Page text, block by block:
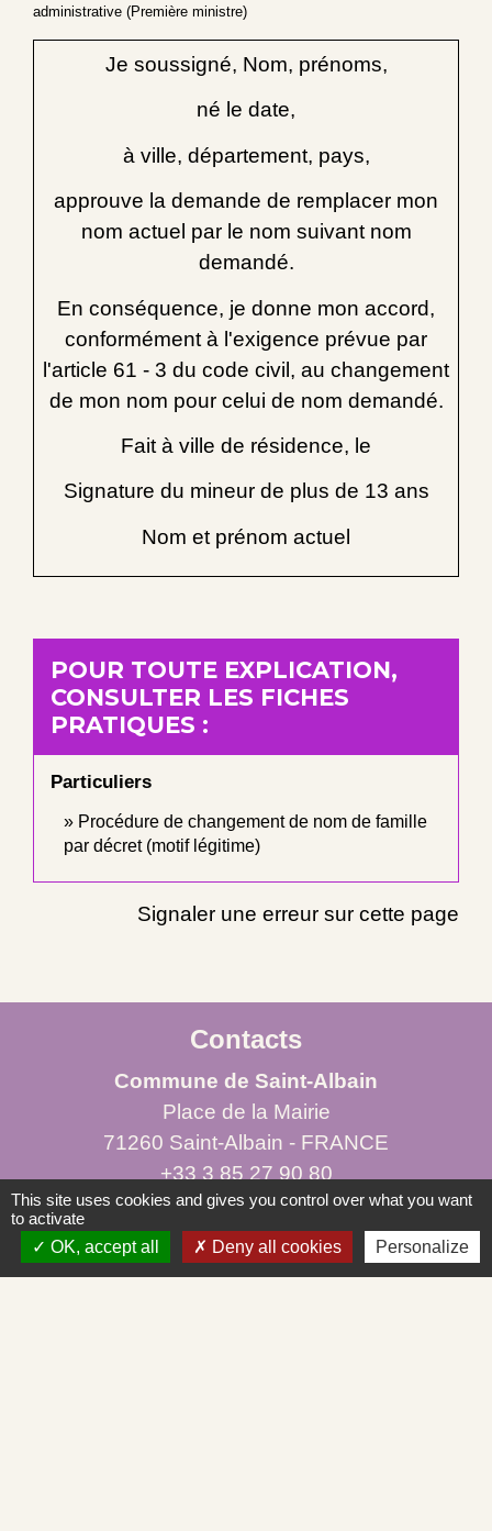
administrative (Première ministre)
Je soussigné, Nom, prénoms,
né le date,
à ville, département, pays,
approuve la demande de remplacer mon
nom actuel par le nom suivant nom
demandé.
En conséquence, je donne mon accord,
conformément à l'exigence prévue par
l'article 61 - 3 du code civil, au changement
de mon nom pour celui de nom demandé.
Fait à ville de résidence, le
Signature du mineur de plus de 13 ans
Nom et prénom actuel
POUR TOUTE EXPLICATION,
CONSULTER LES FICHES
PRATIQUES :
Particuliers
Procédure de changement de nom de famille
par décret (motif légitime)
Signaler une erreur sur cette page
Contacts
Commune de Saint-Albain
Place de la Mairie
71260 Saint-Albain - FRANCE
+33 3 85 27 90 80
Courriel
mairie.st-albain@orange.fr
This site uses cookies and gives you control over what you want
to activate
OK, accept all
Deny all cookies Personalize